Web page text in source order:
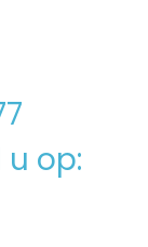
op: